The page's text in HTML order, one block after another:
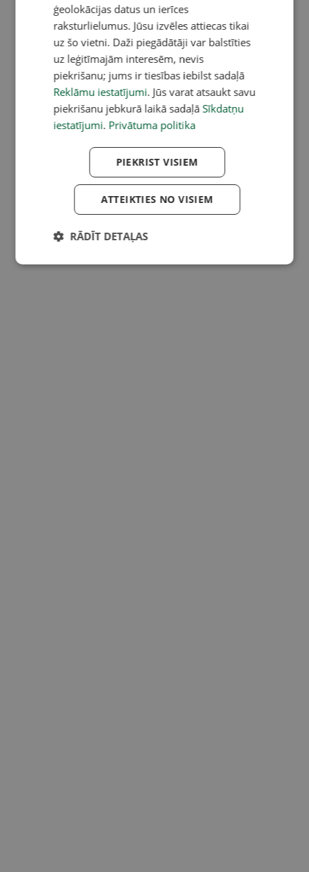
ģeolokācijas datus un ierīces
raksturlielumus. Jūsu izvēles attiecas tikai
uz šo vietni. Daži piegādātāji var balstīties
uz leģitīmajām interesēm, nevis
piekrišanu; jums ir tiesības iebilst sadaļā
Reklāmu iestatījumi. Jūs varat atsaukt savu
piekrišanu jebkurā laikā sadaļā Sīkdatņu
iestatījumi. Privātuma politika
PIEKRIST VISIEM
ATTEIKTIES NO VISIEM
RĀDĪT DETAĻAS